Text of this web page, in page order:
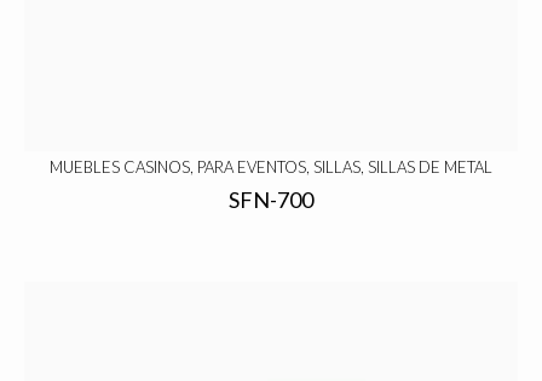
MUEBLES CASINOS, PARA EVENTOS, SILLAS, SILLAS DE METAL
SFN-700